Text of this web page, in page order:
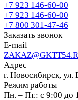
+7 923 146-60-00
+7 923 146-60-00
+7 800 301-47-46
Заказать звонок
E-mail
Адрес
г. Новосибирск,
Режим работы
Пн. – Пт.: с 9:00 до